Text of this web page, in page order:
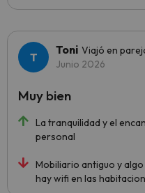
Toni Viajó en
Junio 2026
La tranquilidad y el
personal
Mobiliario antiguo y
hay wifi en las
Muy bien